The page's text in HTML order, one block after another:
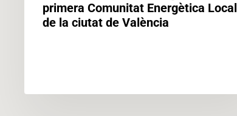
primera Comunitat Energètica Local
de la ciutat de València